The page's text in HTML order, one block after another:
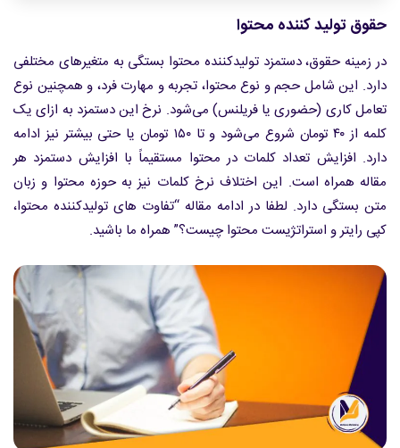
حقوق تولید کننده محتوا
در زمینه حقوق، دستمزد تولیدکننده محتوا بستگی به متغیرهای مختلفی
دارد. این شامل حجم و نوع محتوا، تجربه و مهارت فرد، و همچنین نوع
تعامل کاری (حضوری یا فریلنس) می‌شود. نرخ این دستمزد به ازای یک
کلمه از ۴۰ تومان شروع می‌شود و تا ۱۵۰ تومان یا حتی بیشتر نیز ادامه
دارد. افزایش تعداد کلمات در محتوا مستقیماً با افزایش دستمزد هر
مقاله همراه است. این اختلاف نرخ کلمات نیز به حوزه محتوا و زبان
متن بستگی دارد. لطفا در ادامه مقاله “تفاوت های تولیدکننده محتوا،
کپی رایتر و استراتژیست محتوا چیست؟” همراه ما باشید.